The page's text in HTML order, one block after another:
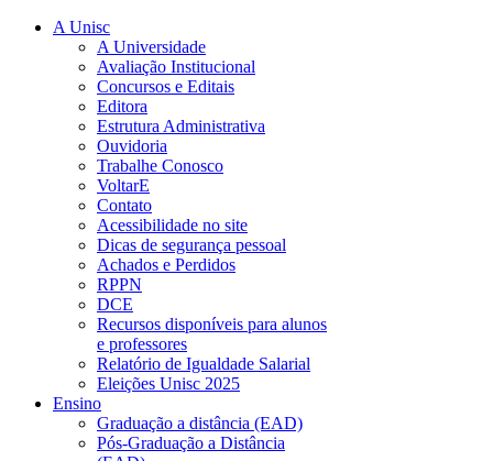
A Unisc
A Universidade
Avaliação Institucional
Concursos e Editais
Editora
Estrutura Administrativa
Ouvidoria
Trabalhe Conosco
VoltarE
Contato
Acessibilidade no site
Dicas de segurança pessoal
Achados e Perdidos
RPPN
DCE
Recursos disponíveis para alunos
e professores
Relatório de Igualdade Salarial
Eleições Unisc 2025
Ensino
Graduação a distância (EAD)
Pós-Graduação a Distância